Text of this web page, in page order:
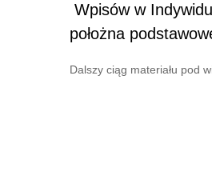
Wpisów w
położna
Dalszy ciąg materiału pod